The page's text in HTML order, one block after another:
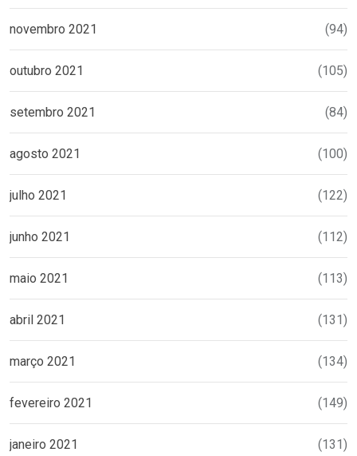
novembro 2021 (94)
outubro 2021 (105)
setembro 2021 (84)
agosto 2021 (100)
julho 2021 (122)
junho 2021 (112)
maio 2021 (113)
abril 2021 (131)
março 2021 (134)
fevereiro 2021 (149)
janeiro 2021 (131)